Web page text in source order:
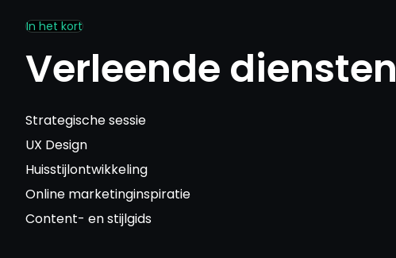
In het kort
Verleende diensten
Strategische sessie
UX Design
Huisstijlontwikkeling
Online marketinginspiratie
Content- en stijlgids